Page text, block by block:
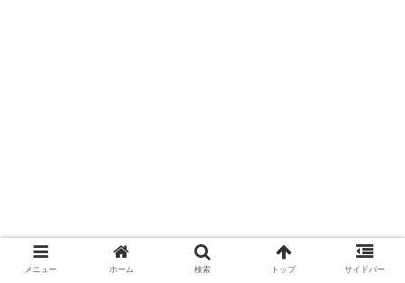
メニュー ホーム 検索 トップ サイドバー